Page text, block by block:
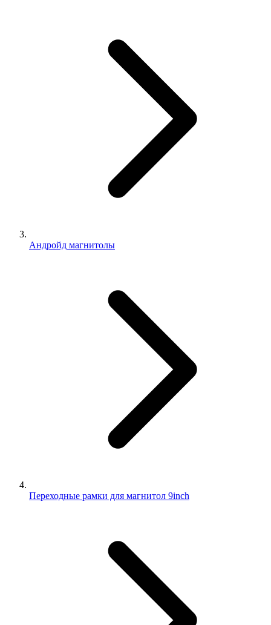
Андройд магнитолы
Переходные рамки для магнитол 9inch